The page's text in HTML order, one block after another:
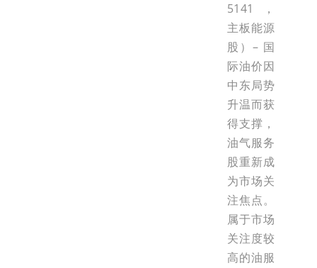
5141，
主板能源
股）– 国
际油价因
中东局势
升温而获
得支撑，
油气服务
股重新成
为市场关
注焦点。
属于市场
关注度较
高的油服